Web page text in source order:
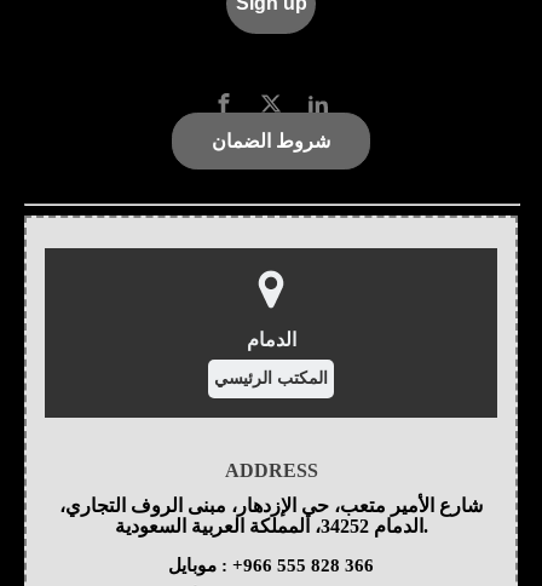
شروط الضمان
الدمام
المكتب الرئيسي
ADDRESS
شارع الأمير متعب، حي الإزدهار، مبنى الروف التجاري،
الدمام 34252، المملكة العربية السعودية.
موبايل : +966 555 828 366